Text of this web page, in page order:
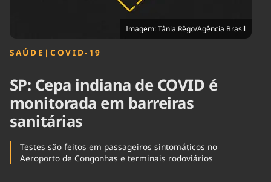
Imagem: Tânia Rêgo/Agência Brasil
SAÚDE | COVID-19
SP: Cepa indiana de COVID é
monitorada em barreiras
sanitárias
Testes são feitos em passageiros sintomáticos no
Aeroporto de Congonhas e terminais rodoviários